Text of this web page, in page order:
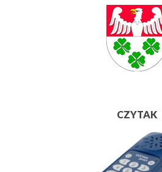
CZYTAK